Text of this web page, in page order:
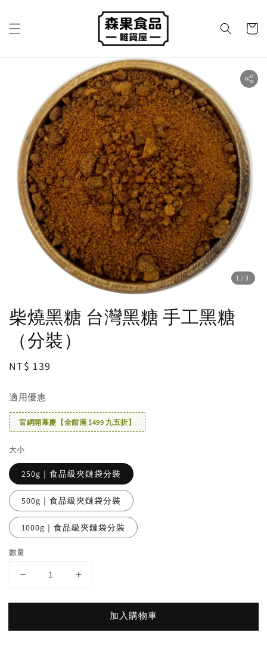
1 /3
柴燒黑糖 台灣黑糖 手工黑糖
（分裝）
Regular
NT$ 139
適用優惠
官網開幕慶【全館滿 $499 九五折】
大小
250g｜食品級夾鏈袋分裝
500g｜食品級夾鏈袋分裝
1000g｜食品級夾鏈袋分裝
數量
加入購物車